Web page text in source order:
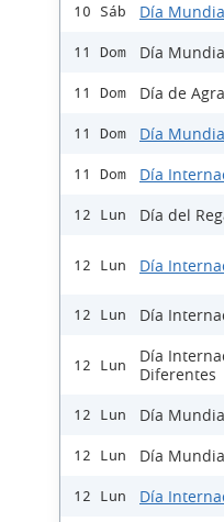
10 Sáb Día
11 Dom Día
11 Dom Día de
11 Dom Día
11 Dom Día
12 Lun Día del
12 Lun Día
12 Lun Día
12 Lun
Día
Diferentes
12 Lun Día
12 Lun Día
12 Lun Día